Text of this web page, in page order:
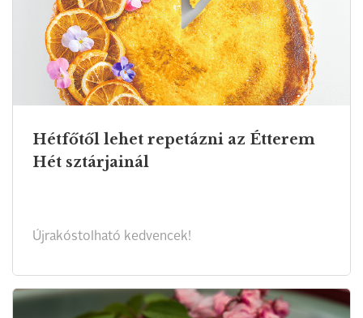
Hétfőtől lehet repetázni az Étterem
Hét sztárjainál
Újrakóstolható kedvencek!